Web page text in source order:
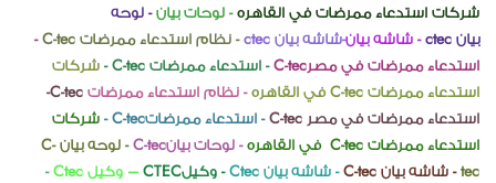
شركات استدعاء ممرضات في القاهره- لوحات بيان- لوحه
بيان ctec- شاشه بيان-شاشه بيان ctec- نظام استدعاء ممرضات C-tec
-
استدعاء ممرضات في مصرC-tec- استدعاء ممرضات - C-tec شركات
استدعاء ممرضات C-tecفي القاهره- نظام استدعاء ممرضات C-tec
-
استدعاء ممرضات في مصر C-tec- استدعاء ممرضات- C-tec شركات
استدعاء ممرضات C-tec في القاهره- لوحات بيانC-tec- لوحه بيانC-
tec- شاشه بيان C-tec- شاشه بيان Ctec- وكيلCTEC – وكيل Ctec
-